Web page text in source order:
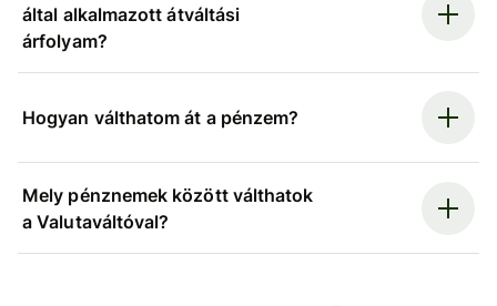
által alkalmazott átváltási
árfolyam?
Hogyan válthatom át a pénzem?
Mely pénznemek között válthatok
a Valutaváltóval?